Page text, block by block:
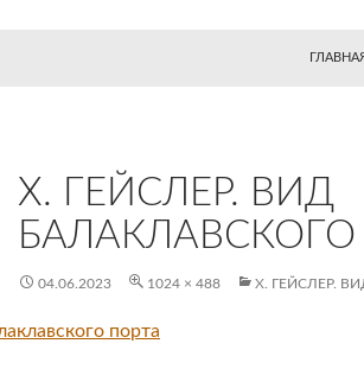
Х. ГЕЙСЛЕР. ВИД
БАЛАКЛАВСКОГО
04.06.2023 1024 × 488 Х. ГЕЙСЛЕР.